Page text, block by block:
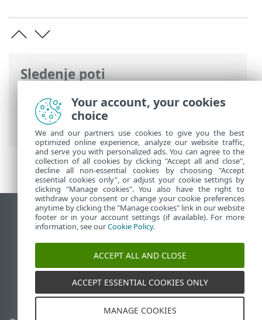
Sledenje poti
Spletna pomoč družbe ESET>ESET
Endpoint Antivirus
Napredne nastavitve
> Obvestila
Prikaz mesta na namizju
End of Life
Zbirka znanja družbe ESET
Forum družbe ESET
ESET Status Portal
Podpora v regiji
Your account, your cookies
choice
We and our partners use cookies to give you the best
optimized online experience, analyze our website traffic,
and serve you with personalized ads. You can agree to the
collection of all cookies by clicking "Accept all and close",
decline all non-essential cookies by choosing "Accept
essential cookies only", or adjust your cookie settings by
clicking "Manage cookies". You also have the right to
withdraw your consent or change your cookie preferences
anytime by clicking the "Manage cookies" link in our website
footer or in your account settings (if available). For more
information, see ourCookie Policy.
ACCEPT ALL AND CLOSE
ACCEPT ESSENTIAL COOKIES ONLY
MANAGE COOKIES